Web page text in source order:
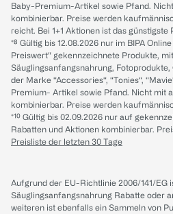
Baby-Premium-Artikel sowie Pfand.
kombinierbar. Preise werden
reicht. Bei 1+1 Aktionen ist das günstigste
*⁸ Gültig bis 12.08.2026 nur im BIPA
Preiswert“ gekennzeichnete Produkte,
Säuglingsanfangsnahrung,
der Marke “Accessories“, “Tonies“,
Premium- Artikel sowie Pfand. Nicht mit
kombinierbar. Preise werden
*¹⁰ Gültig bis 02.09.2026 nur auf
Rabatten und Aktionen kombinierbar.
Preisliste der letzten 30 Tage
Aufgrund der EU-Richtlinie 2006/141/EG
Säuglingsanfangsnahrung Rabatte oder
weiteren ist ebenfalls ein Sammeln von